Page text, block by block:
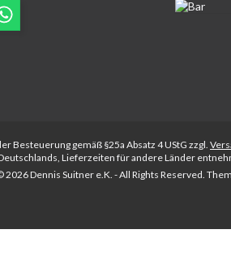
Besteuerung gemäß §25a Absatz 4 UStG zzgl.
Lieferzeiten für andere Länder
2026 Dennis Suitner e.K. - All Rights Reserved.